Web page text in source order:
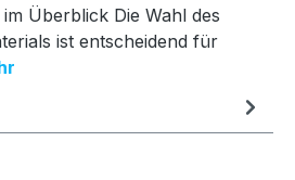
Überblick Die Wahl des
ist entscheidend für